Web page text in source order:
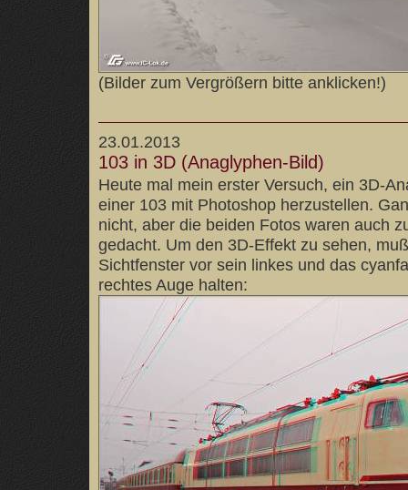
(Bilder zum Vergrößern bitte anklicken!)
23.01.2013
103 in 3D (Anaglyphen-Bild)
Heute mal mein erster Versuch, ein 3D-
einer 103 mit Photoshop herzustellen.
nicht, aber die beiden Fotos waren auch
gedacht. Um den 3D-Effekt zu sehen,
Sichtfenster vor sein linkes und das
rechtes Auge halten: